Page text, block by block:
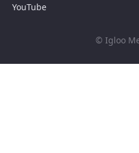
YouTube
© Igloo